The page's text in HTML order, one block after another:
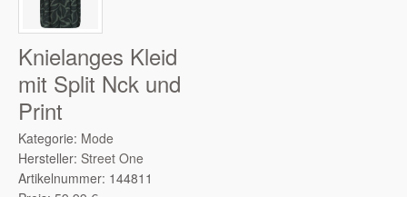
Knielanges Kleid
mit Split Nck und
Print
Kategorie: Mode
Hersteller: Street One
Artikelnummer: 144811